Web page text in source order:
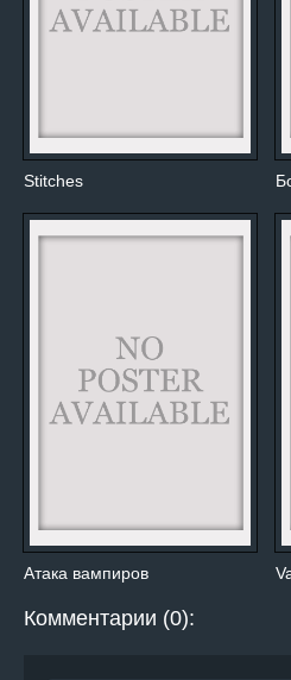
Stitches
Атака вампиров
Комментарии (0):